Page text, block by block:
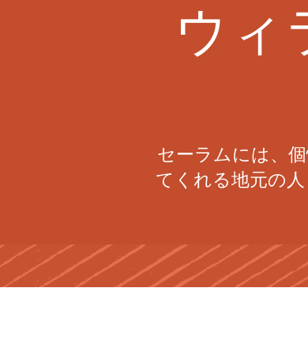
ウィ
セーラムには、
てくれる地元の